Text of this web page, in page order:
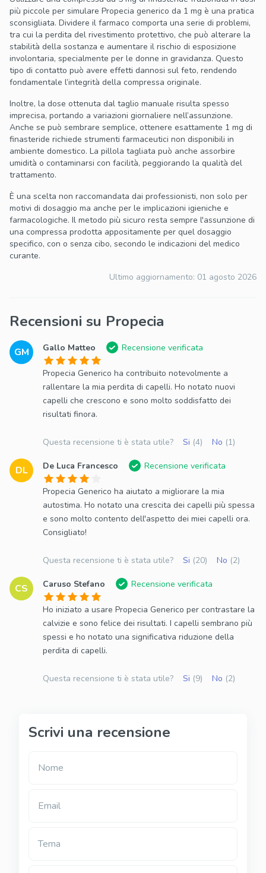
più piccole per simulare Propecia generico da 1 mg è una pratica
sconsigliata. Dividere il farmaco comporta una serie di problemi,
tra cui la perdita del rivestimento protettivo, che può alterare la
stabilità della sostanza e aumentare il rischio di esposizione
involontaria, specialmente per le donne in gravidanza. Questo
tipo di contatto può avere effetti dannosi sul feto, rendendo
fondamentale l’integrità della compressa originale.
Inoltre, la dose ottenuta dal taglio manuale risulta spesso
imprecisa, portando a variazioni giornaliere nell’assunzione.
Anche se può sembrare semplice, ottenere esattamente 1 mg di
finasteride richiede strumenti farmaceutici non disponibili in
ambiente domestico. La pillola tagliata può anche assorbire
umidità o contaminarsi con facilità, peggiorando la qualità del
trattamento.
È una scelta non raccomandata dai professionisti, non solo per
motivi di dosaggio ma anche per le implicazioni igieniche e
farmacologiche. Il metodo più sicuro resta sempre l'assunzione di
una compressa prodotta appositamente per quel dosaggio
specifico, con o senza cibo, secondo le indicazioni del medico
curante.
Ultimo aggiornamento: 01 agosto 2026
Recensioni su Propecia
GM Gallo Matteo Recensione verificata
Propecia Generico ha contribuito notevolmente a
rallentare la mia perdita di capelli. Ho notato nuovi
capelli che crescono e sono molto soddisfatto dei
risultati finora.
Questa recensione ti è stata utile? Si (4) No (1)
DL De Luca Francesco Recensione verificata
Propecia Generico ha aiutato a migliorare la mia
autostima. Ho notato una crescita dei capelli più spessa
e sono molto contento dell'aspetto dei miei capelli ora.
Consigliato!
Questa recensione ti è stata utile? Si (20) No (2)
CS Caruso Stefano Recensione verificata
Ho iniziato a usare Propecia Generico per contrastare la
calvizie e sono felice dei risultati. I capelli sembrano più
spessi e ho notato una significativa riduzione della
perdita di capelli.
Questa recensione ti è stata utile? Si (9) No (2)
Scrivi una recensione
Nome
Email
Tema